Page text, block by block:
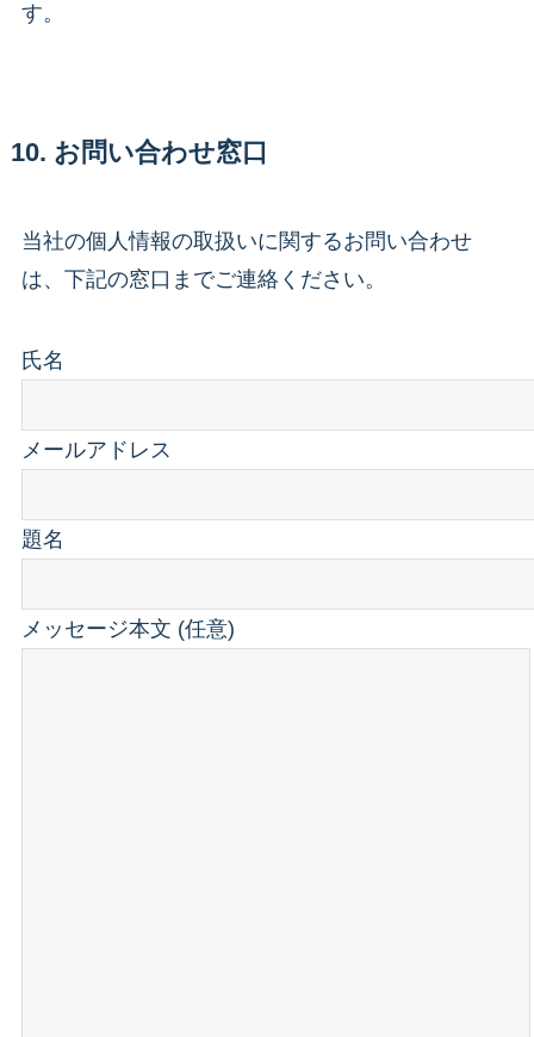
す。
10. お問い合わせ窓口
当社の個人情報の取扱いに関するお問い合わせ
は、下記の窓口までご連絡ください。
氏名
メールアドレス
題名
メッセージ本文 (任意)